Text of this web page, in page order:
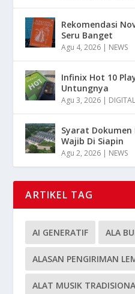
Rekomendasi
Seru Banget
Agu 4, 2026 | NEWS
Infinix Hot 10
Untungnya
Agu 3, 2026 | DIGITAL
Syarat Dokumen
Wajib Di Siapin
Agu 2, 2026 | NEWS
ARTIKEL TAG
AI GENERATIF ALA
ALASAN PENGIRIMAN
ALAT MUSIK